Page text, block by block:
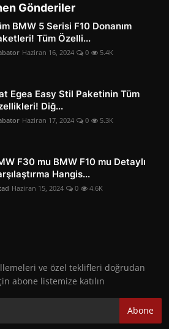
Gönderiler
BMW 5 Serisi F10 Donanım
Tüm Özelli...
Haziran 16, 2024 0 5.4K
Egea Easy Stil Paketinin Tüm
Diğ...
Haziran 17, 2024 0 5.3K
F30 mu BMW F10 mu Detaylı
Hangis...
Haziran 15, 2024 0 4.6K
ve özel teklifleri doğrudan
abone listemize katılın
Abone